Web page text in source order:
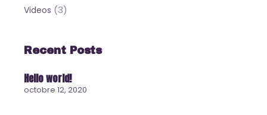
Videos (3)
Recent Posts
Hello world!
octobre 12, 2020